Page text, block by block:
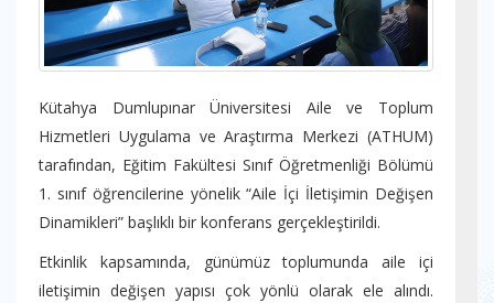
Kütahya Dumlupınar Üniversitesi Aile ve Toplum
Hizmetleri Uygulama ve Araştırma Merkezi (ATHUM)
tarafından, Eğitim Fakültesi Sınıf Öğretmenliği Bölümü
1. sınıf öğrencilerine yönelik “Aile İçi İletişimin Değişen
Dinamikleri” başlıklı bir konferans gerçekleştirildi.
Etkinlik kapsamında, günümüz toplumunda aile içi
iletişimin değişen yapısı çok yönlü olarak ele alındı.